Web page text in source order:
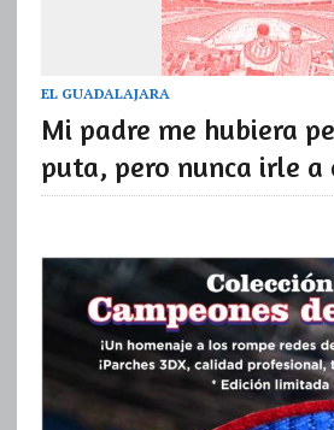
EL GUADALAJARA
Mi padre me hubiera
puta, pero nunca irle a